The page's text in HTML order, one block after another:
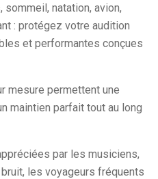
natation, avion,
: protégez votre audition
et performantes conçues
mesure permettent une
maintien parfait tout au long
par les musiciens,
les voyageurs fréquents